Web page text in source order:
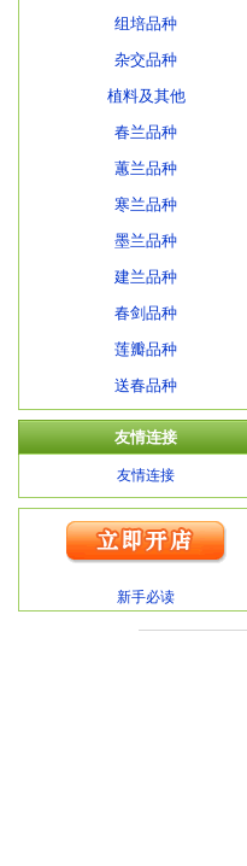
组培品种
杂交品种
植料及其他
春兰品种
蕙兰品种
寒兰品种
墨兰品种
建兰品种
春剑品种
莲瓣品种
送春品种
友情连接
友情连接
新手必读